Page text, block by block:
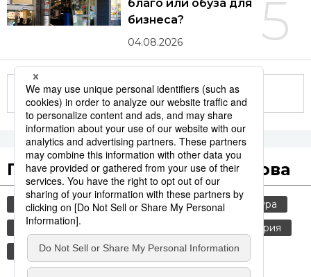
5
благо или обуза для
бизнеса?
04.08.2026
Другие статьи по теме
Популярные поисковые слова
общество jiji press политика
культура
россия
технологии
история
экономика
синкансэн